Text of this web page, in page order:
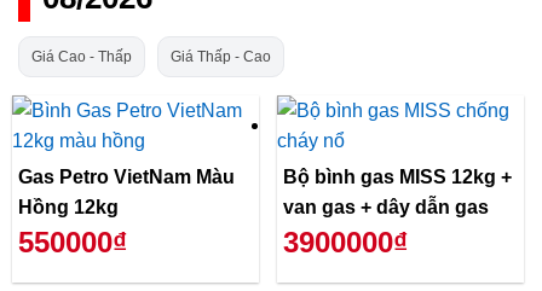
Giá Cao - Thấp Giá Thấp - Cao
Gas Petro VietNam Màu
Hồng 12kg
550000₫
Bộ bình gas MISS 12kg +
van gas + dây dẫn gas
3900000₫